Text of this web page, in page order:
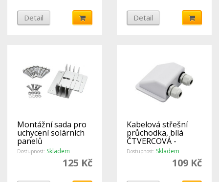
Detail Detail
Montážní sada pro
uchycení solárních
panelů
Dostupnost: Skladem
125 Kč
Kabelová střešní
průchodka, bílá
ČTVERCOVÁ -
DOUBLE
Dostupnost: Skladem
109 Kč